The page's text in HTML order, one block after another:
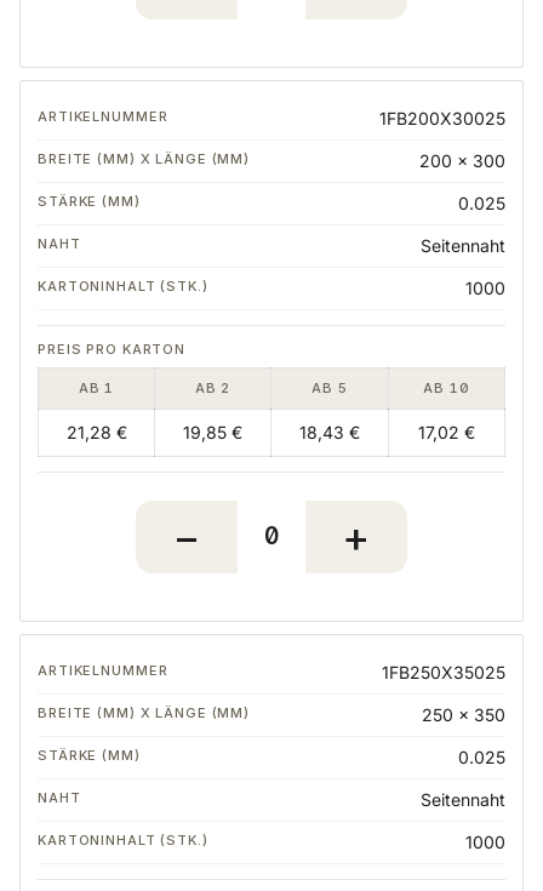
1FB200X30025
200 x 300
0.025
Seitennaht
1000
AB 1 AB 2 AB 5 AB 10
21,28 € 19,85 € 18,43 € 17,02 €
1FB250X35025
250 x 350
0.025
Seitennaht
1000